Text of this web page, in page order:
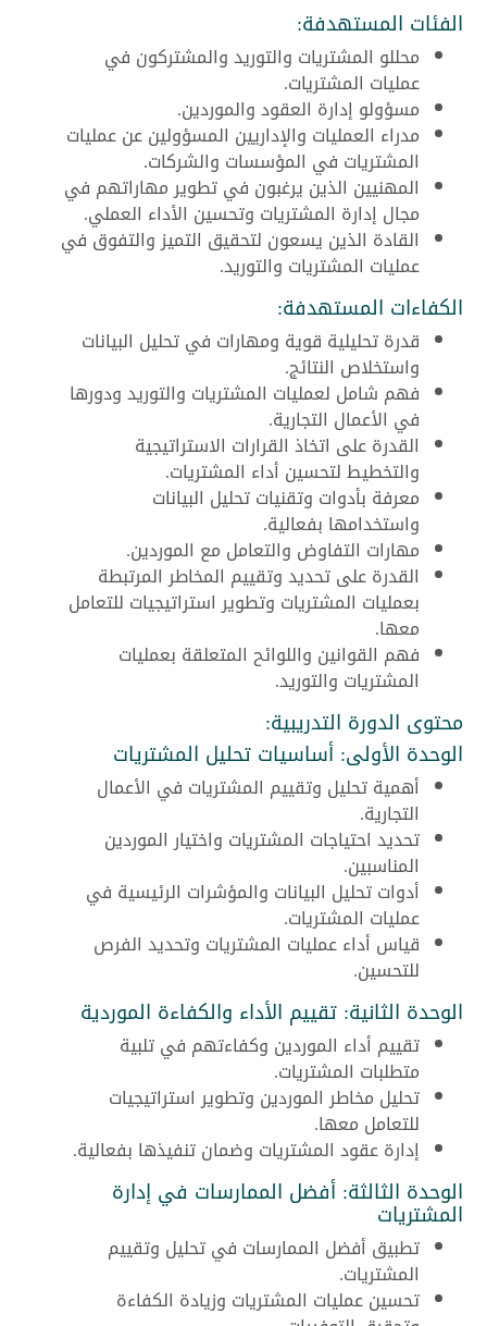
الفئات المستهدفة:
محللو المشتريات والتوريد والمشتركون في
عمليات المشتريات.
مسؤولو إدارة العقود والموردين.
مدراء العمليات والإداريين المسؤولين عن عمليات
المشتريات في المؤسسات والشركات.
المهنيين الذين يرغبون في تطوير مهاراتهم في
مجال إدارة المشتريات وتحسين الأداء العملي.
القادة الذين يسعون لتحقيق التميز والتفوق في
عمليات المشتريات والتوريد.
الكفاءات المستهدفة:
قدرة تحليلية قوية ومهارات في تحليل البيانات
واستخلاص النتائج.
فهم شامل لعمليات المشتريات والتوريد ودورها
في الأعمال التجارية.
القدرة على اتخاذ القرارات الاستراتيجية
والتخطيط لتحسين أداء المشتريات.
معرفة بأدوات وتقنيات تحليل البيانات
واستخدامها بفعالية.
مهارات التفاوض والتعامل مع الموردين.
القدرة على تحديد وتقييم المخاطر المرتبطة
بعمليات المشتريات وتطوير استراتيجيات للتعامل
معها.
فهم القوانين واللوائح المتعلقة بعمليات
المشتريات والتوريد.
محتوى الدورة التدريبية:
الوحدة الأولى: أساسيات تحليل المشتريات
أهمية تحليل وتقييم المشتريات في الأعمال
التجارية.
تحديد احتياجات المشتريات واختيار الموردين
المناسبين.
أدوات تحليل البيانات والمؤشرات الرئيسية في
عمليات المشتريات.
قياس أداء عمليات المشتريات وتحديد الفرص
للتحسين.
الوحدة الثانية: تقييم الأداء والكفاءة الموردية
تقييم أداء الموردين وكفاءتهم في تلبية
متطلبات المشتريات.
تحليل مخاطر الموردين وتطوير استراتيجيات
للتعامل معها.
إدارة عقود المشتريات وضمان تنفيذها بفعالية.
الوحدة الثالثة: أفضل الممارسات في إدارة
المشتريات
تطبيق أفضل الممارسات في تحليل وتقييم
المشتريات.
تحسين عمليات المشتريات وزيادة الكفاءة